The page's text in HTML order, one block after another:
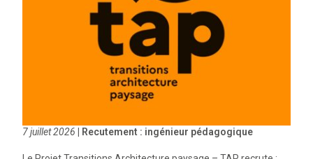
7 juillet 2026 | Recutement : ingénieur pédagogique